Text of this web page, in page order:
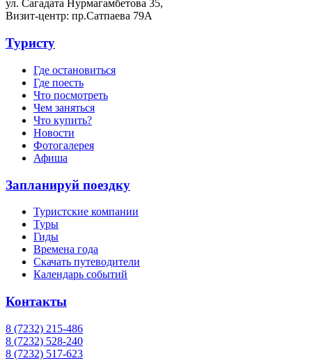
ул. Сагадата Нурмагамбетова 35,
Визит-центр: пр.Сатпаева 79А
Туристу
Где остановиться
Где поесть
Что посмотреть
Чем заняться
Что купить?
Новости
Фотогалерея
Афиша
Запланируй поездку
Туристские компании
Туры
Гиды
Времена года
Скачать путеводители
Календарь событий
Контакты
8 (7232) 215-486
8 (7232) 528-240
8 (7232) 517-623